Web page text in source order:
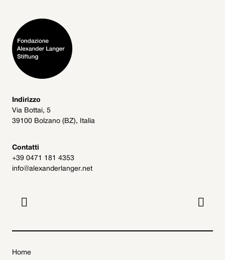
Indirizzo
Via Bottai, 5
39100 Bolzano (BZ), Italia
Contatti
+39 0471 181 4353
info@alexanderlanger.net
 
Home